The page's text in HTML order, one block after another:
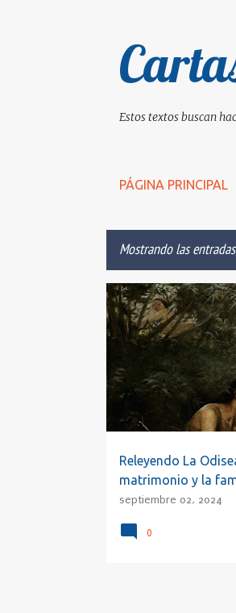
Estos textos buscan
PÁGINA PRINCIPAL
Mostrando las
E
n
t
a
d
s
Releyendo La
matrimonio y la
septiembre 02, 2024
CONCORDIA
0